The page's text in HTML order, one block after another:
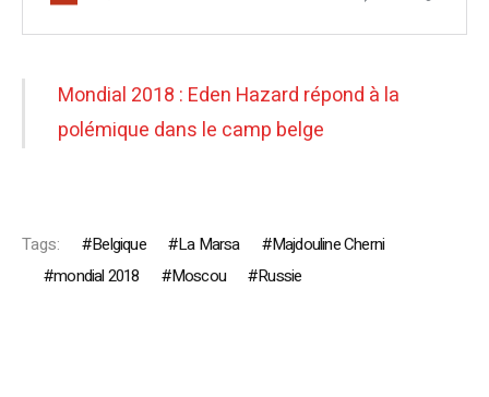
Mondial 2018 : Eden Hazard répond à la
polémique dans le camp belge
Tags: Belgique La Marsa
Majdouline Cherni
mondial 2018
Moscou Russie